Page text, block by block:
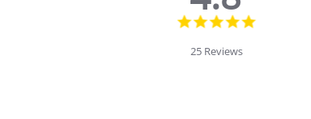
4.8
25 Reviews